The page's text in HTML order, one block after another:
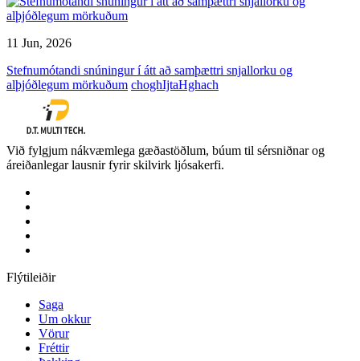
11 Jun, 2026
Stefnumótandi snúningur í átt að samþættri snjallorku og
alþjóðlegum mörkuðum choghIjtaHghach
Við fylgjum nákvæmlega gæðastöðlum, búum til sérsniðnar og
áreiðanlegar lausnir fyrir skilvirk ljósakerfi.
Flýtileiðir
Saga
Um okkur
Vörur
Fréttir